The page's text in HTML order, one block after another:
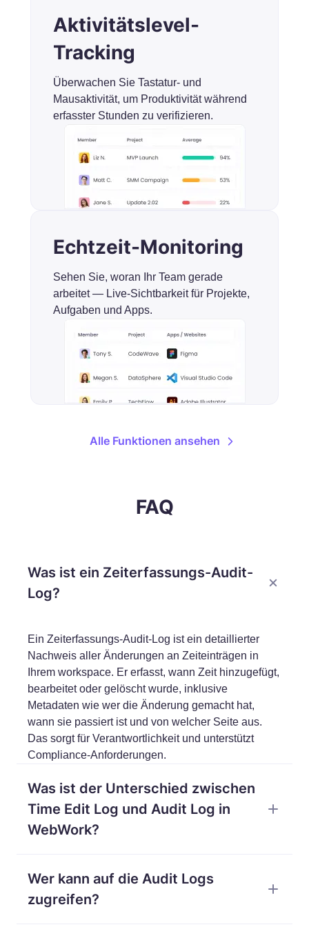
Aktivitätslevel-
Tracking
Überwachen Sie Tastatur- und
Mausaktivität, um Produktivität während
erfasster Stunden zu verifizieren.
Echtzeit-Monitoring
Sehen Sie, woran Ihr Team gerade
arbeitet — Live-Sichtbarkeit für Projekte,
Aufgaben und Apps.
Alle Funktionen ansehen
FAQ
Was ist ein Zeiterfassungs-Audit-
Log?
Ein Zeiterfassungs-Audit-Log ist ein detaillierter
Nachweis aller Änderungen an Zeiteinträgen in
Ihrem workspace. Er erfasst, wann Zeit hinzugefügt,
bearbeitet oder gelöscht wurde, inklusive
Metadaten wie wer die Änderung gemacht hat,
wann sie passiert ist und von welcher Seite aus.
Das sorgt für Verantwortlichkeit und unterstützt
Compliance-Anforderungen.
Was ist der Unterschied zwischen
Time Edit Log und Audit Log in
WebWork?
Zeiteinträgen (Hinzufügungen, Bearbeitungen und
Löschungen erfasster Stunden). Audit Log verfolgt
breitere workspace-Aktivität wie
Wer kann auf die Audit Logs
zugreifen?